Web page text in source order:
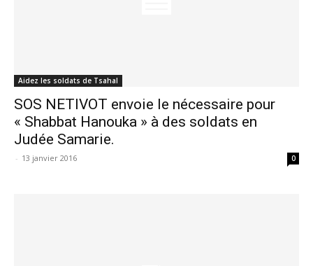
Aidez les soldats de Tsahal
SOS NETIVOT envoie le nécessaire pour
« Shabbat Hanouka » à des soldats en
Judée Samarie.
- 13 janvier 2016 0